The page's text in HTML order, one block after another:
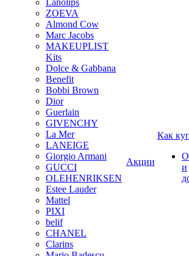
Lanolips
ZOEVA
Almond Cow
Marc Jacobs
MAKEUPLIST
Kits
Dolce & Gabbana
Benefit
Bobbi Brown
Dior
Guerlain
GIVENCHY
La Mer
LANEIGE
Giorgio Armani
GUCCI
OLEHENRIKSEN
Estee Lauder
Mattel
PIXI
belif
CHANEL
Clarins
Акции
Как
и